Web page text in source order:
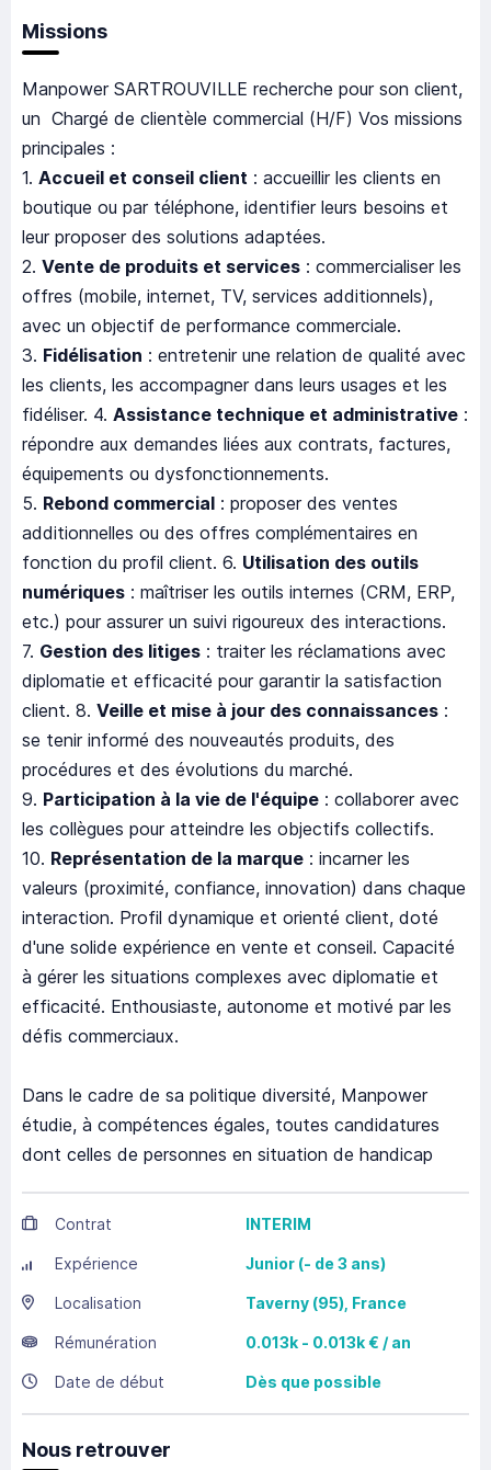
Missions
Manpower SARTROUVILLE recherche pour son client,
un Chargé de clientèle commercial (H/F) Vos missions
principales :
1. Accueil et conseil client : accueillir les clients en
boutique ou par téléphone, identifier leurs besoins et
leur proposer des solutions adaptées.
2. Vente de produits et services : commercialiser les
offres (mobile, internet, TV, services additionnels),
avec un objectif de performance commerciale.
3. Fidélisation : entretenir une relation de qualité avec
les clients, les accompagner dans leurs usages et les
fidéliser. 4. Assistance technique et administrative :
répondre aux demandes liées aux contrats, factures,
équipements ou dysfonctionnements.
5. Rebond commercial : proposer des ventes
additionnelles ou des offres complémentaires en
fonction du profil client. 6. Utilisation des outils
numériques : maîtriser les outils internes (CRM, ERP,
etc.) pour assurer un suivi rigoureux des interactions.
7. Gestion des litiges : traiter les réclamations avec
diplomatie et efficacité pour garantir la satisfaction
client. 8. Veille et mise à jour des connaissances :
se tenir informé des nouveautés produits, des
procédures et des évolutions du marché.
9. Participation à la vie de l'équipe : collaborer avec
les collègues pour atteindre les objectifs collectifs.
10. Représentation de la marque : incarner les
valeurs (proximité, confiance, innovation) dans chaque
interaction. Profil dynamique et orienté client, doté
d'une solide expérience en vente et conseil. Capacité
à gérer les situations complexes avec diplomatie et
efficacité. Enthousiaste, autonome et motivé par les
défis commerciaux.
Dans le cadre de sa politique diversité, Manpower
étudie, à compétences égales, toutes candidatures
dont celles de personnes en situation de handicap
Contrat INTERIM
Expérience Junior (- de 3 ans)
Localisation Taverny (95), France
Rémunération 0.013k - 0.013k € / an
Date de début Dès que possible
Nous retrouver